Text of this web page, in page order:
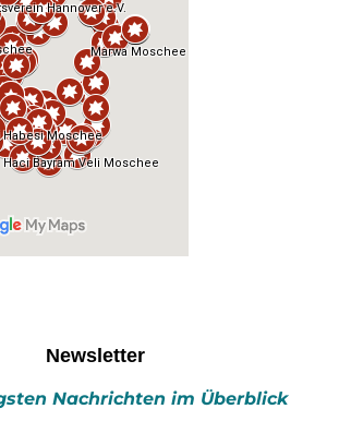
Newsletter
Nachrichten im Überblick